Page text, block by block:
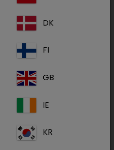
Amoxicillin 697 mg,
Essbare Gewebe: 1 Tag
DK
FI
GB
IE
KR